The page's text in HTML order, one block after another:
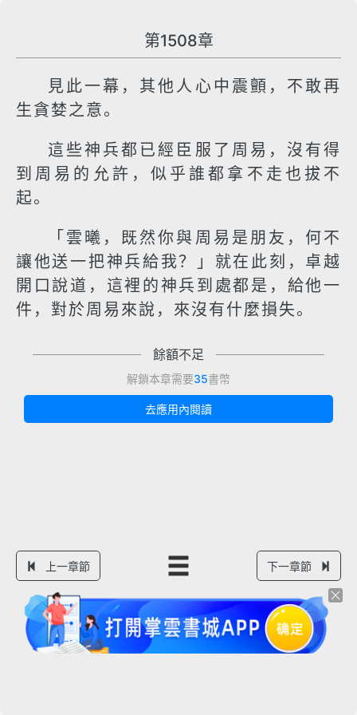
第1508章
見此一幕，其他人心中震顫，不敢再
生貪婪之意。
這些神兵都已經臣服了周易，沒有得
到周易的允許，似乎誰都拿不走也拔不
起。
「雲曦，既然你與周易是朋友，何不
讓他送一把神兵給我？」就在此刻，卓越
開口說道，這裡的神兵到處都是，給他一
件，對於周易來說，來沒有什麼損失。
餘額不足
解鎖本章需要35書幣
去應用內閱讀
上一章節 下一章節